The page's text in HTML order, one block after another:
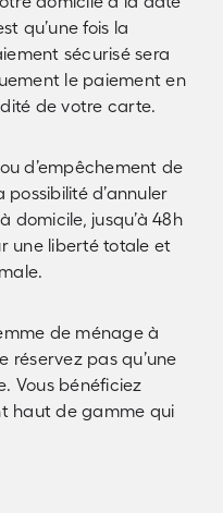
qu’une fois la
sécurisé sera
le paiement en
de votre carte.
d’empêchement de
d’annuler
domicile, jusqu’à 48h
une liberté totale et
de ménage à
réservez pas qu’une
Vous bénéficiez
haut de gamme qui